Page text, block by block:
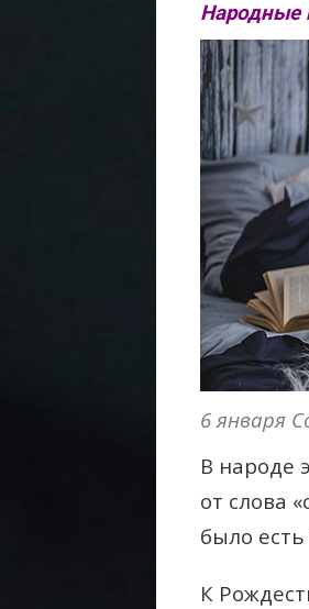
Народные
6 января
В народе
от слова
было есть
К